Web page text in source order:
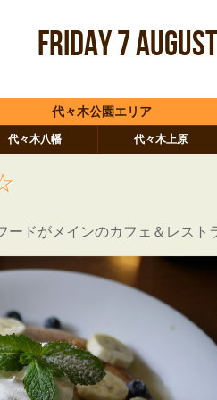
Friday7August
代々木公園エリア
代々木八幡 代々木上原
ードがメインのカフェ＆レスト